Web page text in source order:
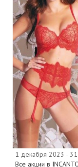
1 декабря 2023 -
Все акции в